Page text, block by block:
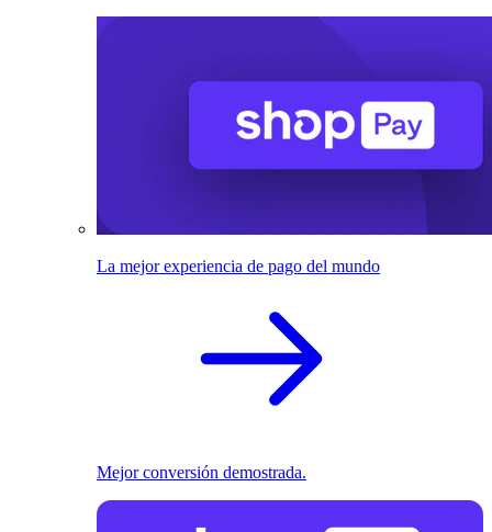
La mejor experiencia de pago del mundo
Mejor conversión demostrada.